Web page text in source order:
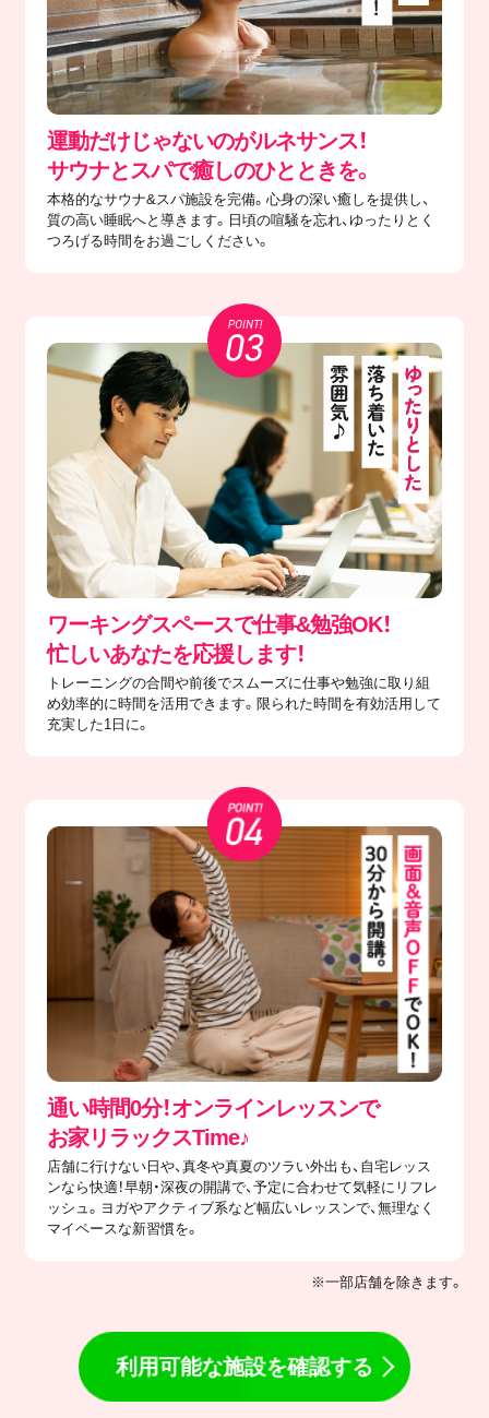
運動だけじゃないのがルネサンス！
サウナとスパで癒しのひとときを。
本格的なサウナ&スパ施設を完備。心身の深い癒しを提供し、
質の高い睡眠へと導きます。日頃の喧騒を忘れ、ゆったりとく
つろげる時間をお過ごしください。
ワーキングスペースで仕事&勉強OK！
忙しいあなたを応援します！
トレーニングの合間や前後でスムーズに仕事や勉強に取り組
め効率的に時間を活用できます。限られた時間を有効活用して
充実した1日に。
通い時間0分！オンラインレッスンで
​お家リラックスTime♪
店舗に行けない日や、真冬や真夏のツラい外出も、自宅レッス
ンなら快適！早朝・深夜の開講で、予定に合わせて気軽にリフレ
ッシュ。ヨガやアクティブ系など幅広いレッスンで、無理なく
マイペースな新習慣を。
※一部店舗を除きます。
利用可能な施設を確認する